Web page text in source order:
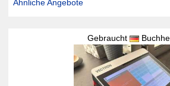
Ähnliche Angebote
Gebraucht